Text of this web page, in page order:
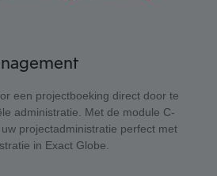
een projectboeking direct door te
administratie. Met de module C-
projectadministratie perfect met
in Exact Globe.